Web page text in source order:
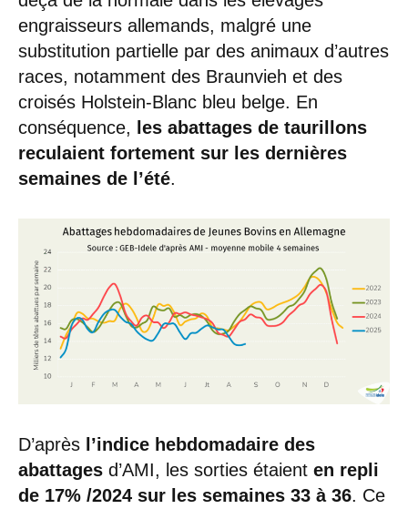
engraisseurs allemands, malgré une
substitution partielle par des animaux d’autres
races, notamment des Braunvieh et des
croisés Holstein-Blanc bleu belge. En
conséquence,
les abattages de taurillons
reculaient fortement sur les dernières
semaines de l’été.
D’après l’indice hebdomadaire des
abattages d’AMI, les sorties étaient en repli
de 17% /2024 sur les semaines 33 à 36. Ce